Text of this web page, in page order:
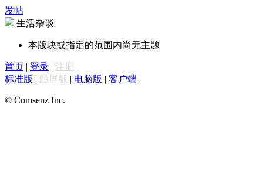
发帖
生活杂谈
本版块或指定的范围内尚无主题
首页 | 登录 | 注册
标准版 | 触屏版 | 电脑版 | 客户端
© Comsenz Inc.